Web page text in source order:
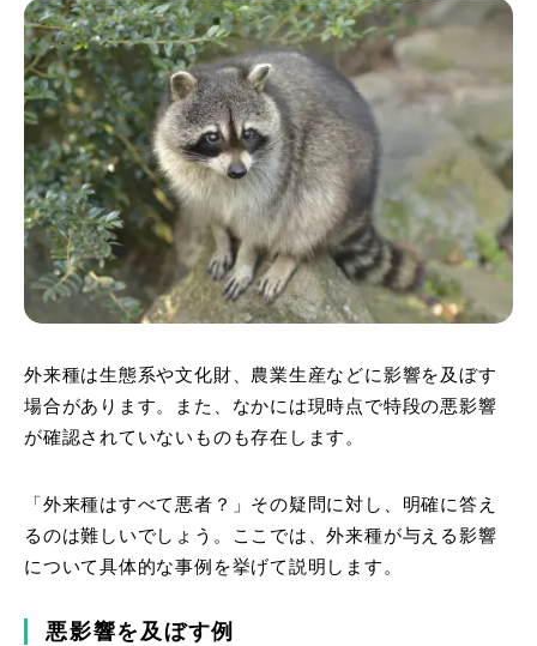
外来種は生態系や文化財、農業生産などに影響を及ぼす
場合があります。また、なかには現時点で特段の悪影響
が確認されていないものも存在します。
「外来種はすべて悪者？」その疑問に対し、明確に答え
るのは難しいでしょう。ここでは、外来種が与える影響
について具体的な事例を挙げて説明します。
悪影響を及ぼす例